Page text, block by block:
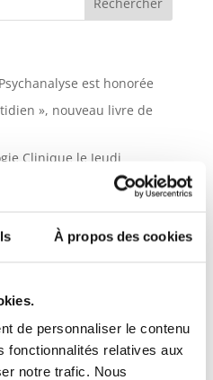
À propos des cookies
de personnaliser le contenu
fonctionnalités relatives aux
notre trafic. Nous
est honorée
», nouveau livre de
Clinique le Jeudi
à 19h à Avignon